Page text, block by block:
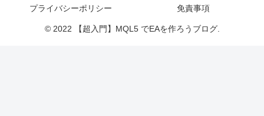
プライバシーポリシー 免責事項
© 2022 【超入門】MQL5 でEAを作ろうブログ.